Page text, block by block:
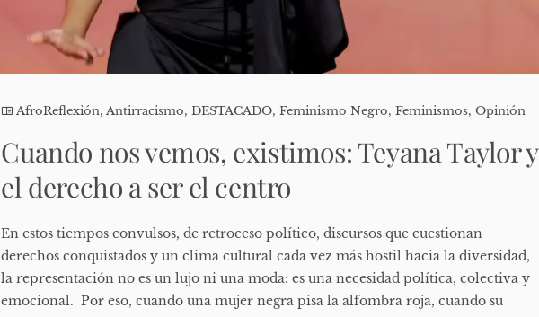
AfroReflexión,Antirracismo,DESTACADO,Feminismo Negro,Feminismos,Opinión
Cuando nos vemos, existimos: Teyana Taylor y
el derecho a ser el centro
En estos tiempos convulsos, de retroceso político, discursos que cuestionan
derechos conquistados y un clima cultural cada vez más hostil hacia la diversidad,
la representación no es un lujo ni una moda: es una necesidad política, colectiva y
emocional. Por eso, cuando una mujer negra pisa la alfombra roja, cuando su